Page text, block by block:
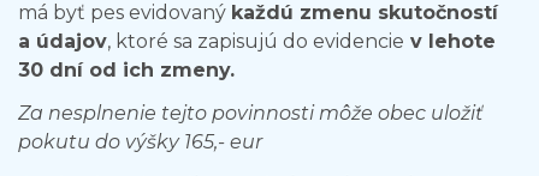
má byť pes evidovaný každú zmenu skutočností
a údajov, ktoré sa zapisujú do evidencie v lehote
30 dní od ich zmeny.
Za nesplnenie tejto povinnosti môže obec uložiť
pokutu do výšky 165,- eur